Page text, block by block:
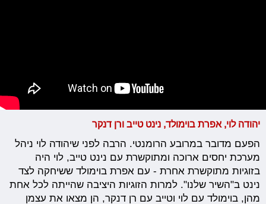
יהודה לוי, אפרת בוימולד, נינט טייב ורן דנקר
הפעם מדובר במרובע הרומנטי. הרבה לפני שיהודה לוי ניהל
מערכת יחסים ארוכה ומתוקשרת עם נינט טייב, לוי היה
בזוגיות מתוקשרת אחרת - עם אפרת בוימולד ששיחקה לצד
נינט ב"השיר שלנו". למרות הזוגיות היציבה שהייתה לכל אחת
מהן, בוימולד עם לוי וטייב עם רן דנקר, הן מצאו את עצמן